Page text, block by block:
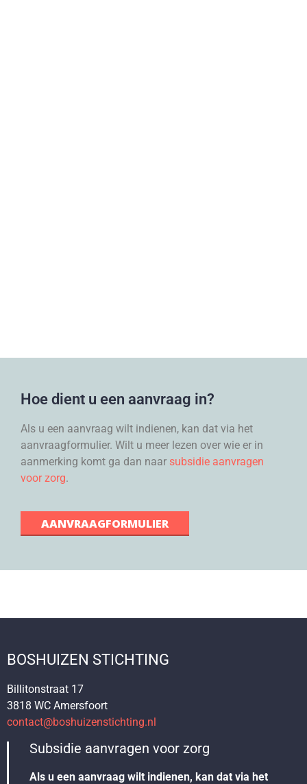
Hoe dient u een aanvraag in?
Als u een aanvraag wilt indienen, kan dat via het
aanvraagformulier. Wilt u meer lezen over wie er in
aanmerking komt ga dan naar subsidie aanvragen
voor zorg.
AANVRAAGFORMULIER
BOSHUIZEN STICHTING
Billitonstraat 17
3818 WC Amersfoort
contact@boshuizenstichting.nl
Subsidie aanvragen voor zorg
Als u een aanvraag wilt indienen, kan dat via het